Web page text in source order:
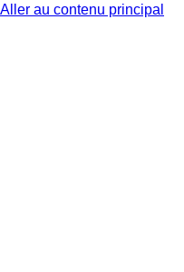
Aller au contenu principal